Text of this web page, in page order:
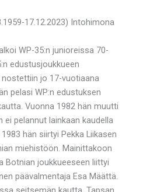
17.12.2023) Intohimona
WP-35:n junioreissa 70-
edustusjoukkueen
jo 17-vuotiaana
pelasi WP:n edustuksen
Vuonna 1982 hän muutti
ei pelannut lainkaan kaudella
hän siirtyi Pekka Liikasen
miehistöön. Mainittakoon
Botnian joukkueeseen liittyi
päävalmentaja Esa Määttä.